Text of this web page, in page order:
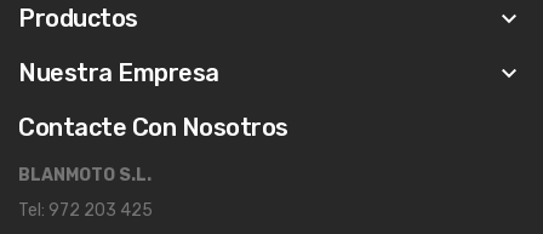
Productos
keyboard_arrow_down
Nuestra Empresa
keyboard_arrow_down
Contacte Con Nosotros
BLANMOTO S.L.
Tel: 972 203 425